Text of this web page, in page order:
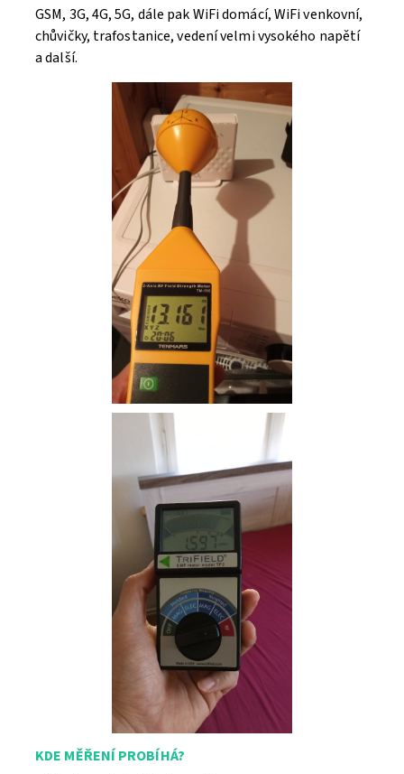
GSM, 3G, 4G, 5G, dále pak WiFi domácí, WiFi venkovní,
chůvičky, trafostanice, vedení velmi vysokého napětí
a další.
KDE MĚŘENÍ PROBÍHÁ?